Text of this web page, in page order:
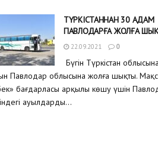
ТҮРКІСТАННАН 30 АДАМ
ПАВЛОДАРҒА ЖОЛҒА
22.09.2021 0
Бүгін Түркістан
Павлодар облысына жолға шықты.
бағдарласы арқылы көшу үшін
ауылдарды...